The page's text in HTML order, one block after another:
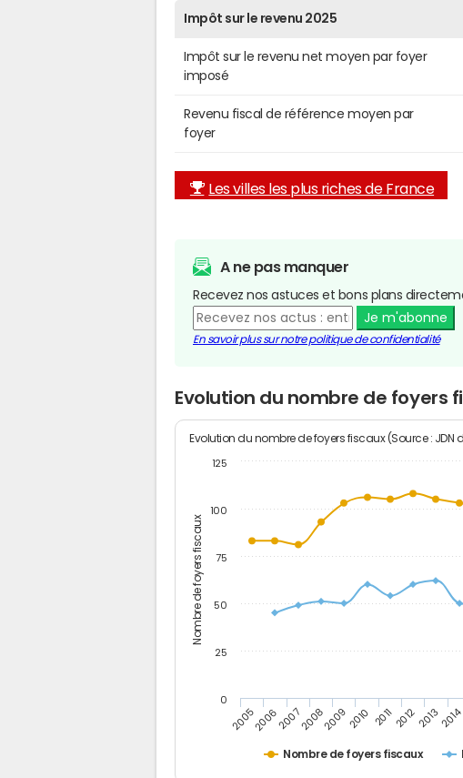
Impôt sur le revenu 2025
Impôt sur le revenu net moyen par foyer
imposé
Revenu fiscal de référence moyen par
foyer
Les villes les plus riches de France
A ne pas manquer
Recevez nos astuces et bons plans
Je m'abonne
En savoir plus sur notre politique de confidentialité
Evolution du nombre de foyers
Nombre de foyers fiscaux
Evolution du nombre de foyers fiscaux (Source : JDN
Nombre de foyers fiscaux
200520062007200820092010 2011201220132014
0
25
50
75
100
125